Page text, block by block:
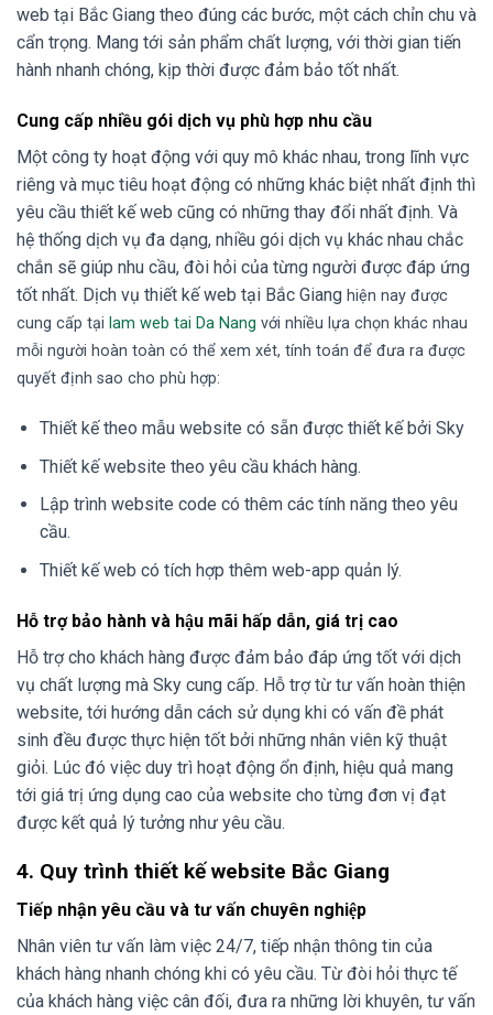
web tại Bắc Giang theo đúng các bước, một cách chỉn chu và
cẩn trọng. Mang tới sản phẩm chất lượng, với thời gian tiến
hành nhanh chóng, kịp thời được đảm bảo tốt nhất.
Cung cấp nhiều gói dịch vụ phù hợp nhu cầu
Một công ty hoạt động với quy mô khác nhau, trong lĩnh vực
riêng và mục tiêu hoạt động có những khác biệt nhất định thì
yêu cầu thiết kế web cũng có những thay đổi nhất định. Và
hệ thống dịch vụ đa dạng, nhiều gói dịch vụ khác nhau chắc
chắn sẽ giúp nhu cầu, đòi hỏi của từng người được đáp ứng
tốt nhất. Dịch vụ thiết kế web tại Bắc Giang hiện nay được
cung cấp tại lam web tai Da Nang với nhiều lựa chọn khác nhau
mỗi người hoàn toàn có thể xem xét, tính toán để đưa ra được
quyết định sao cho phù hợp:
Thiết kế theo mẫu website có sẵn được thiết kế bởi Sky
Thiết kế website theo yêu cầu khách hàng.
Lập trình website code có thêm các tính năng theo yêu
cầu.
Thiết kế web có tích hợp thêm web-app quản lý.
Hỗ trợ bảo hành và hậu mãi hấp dẫn, giá trị cao
Hỗ trợ cho khách hàng được đảm bảo đáp ứng tốt với dịch
vụ chất lượng mà Sky cung cấp. Hỗ trợ từ tư vấn hoàn thiện
website, tới hướng dẫn cách sử dụng khi có vấn đề phát
sinh đều được thực hiện tốt bởi những nhân viên kỹ thuật
giỏi. Lúc đó việc duy trì hoạt động ổn định, hiệu quả mang
tới giá trị ứng dụng cao của website cho từng đơn vị đạt
được kết quả lý tưởng như yêu cầu.
4. Quy trình thiết kế website Bắc Giang
Tiếp nhận yêu cầu và tư vấn chuyên nghiệp
Nhân viên tư vấn làm việc 24/7, tiếp nhận thông tin của
khách hàng nhanh chóng khi có yêu cầu. Từ đòi hỏi thực tế
của khách hàng việc cân đối, đưa ra những lời khuyên, tư vấn